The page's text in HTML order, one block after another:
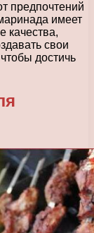
предпочтений
имеет
качества,
свои
достичь